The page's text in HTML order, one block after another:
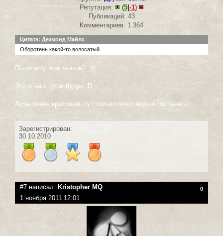
Репутация:
(5|-1)
Публикаций: 43
Комментариев: 1 364
Цитата: Дезмонд Майлс
Оборотень какой-то волосатый
По-твоему, они лысые? :)))
Это ж наш Lycanthrope :D
Арты очень красивые, тут только плюс можно поставить)
Зарегистрирован:
30.10.2010
#7 написал: Kristopher MQ 0
1 ноября 2011 12:01